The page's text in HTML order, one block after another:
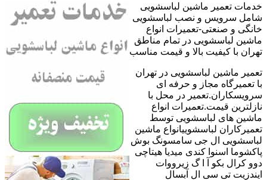
خدمات تعمیر ماشین لباسشویی
شامل سرویس و نصب لباسشویی
خانگی و صنعتی-تعمیرات انواع
ماشین لباسشویی در تمام مناطق
تهران با کیفیت بالا و قیمت مناسب
تعمیر ماشین لباسشویی در تهران
با تعمیرگاه مجاز و حرفه ای
سرویسکاران.تعمیر در محل با
نازلترین قیمت.تعمیرات انواع
ماشین های لباسشویی توسط
تعمیرکاران لباسشوییانواع ماشین
لباسشویی ال جی سامسونگ بوش
پاکشوما اسنوا کندی میدیا هیتاچی
دوو کرال بکو آ ا گ زیرووات
ایندزیت تی سی ال آبسال